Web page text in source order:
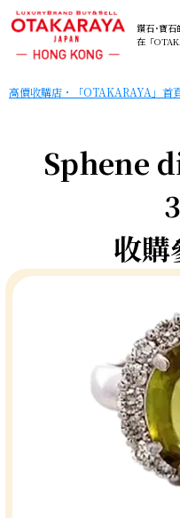
鑽石･寶
在「
高價收購店・「OTAKARAYA」首
Sphene
收購